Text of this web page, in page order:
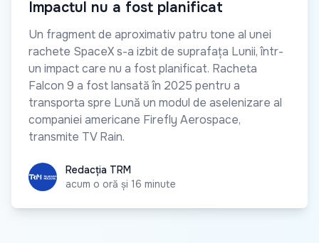
Impactul nu a fost planificat
Un fragment de aproximativ patru tone al unei
rachete SpaceX s-a izbit de suprafața Lunii, într-
un impact care nu a fost planificat. Racheta
Falcon 9 a fost lansată în 2025 pentru a
transporta spre Lună un modul de aselenizare al
companiei americane Firefly Aerospace,
transmite TV Rain.
Redacția TRM
Redacția TRM
acum o oră și 16 minute